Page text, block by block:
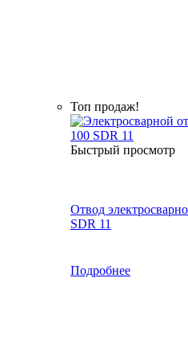
Топ продаж!
Быстрый просмотр
Отвод
SDR 11
Подробнее